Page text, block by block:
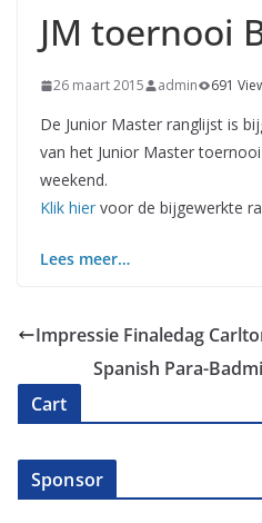
JM toernooi
26 maart 2015 admin 691
De Junior Master ranglijst is
van het Junior Master
weekend.
Klik hier voor de bijgewerkte
Lees meer…
Impressie Finaledag
Spanish Para-
Cart
Sponsor